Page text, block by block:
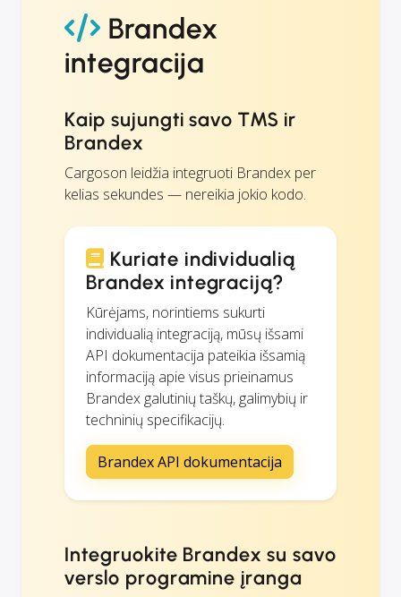
Brandex
integracija
Kaip sujungti savo TMS ir
Brandex
Cargoson leidžia integruoti Brandex per
kelias sekundes — nereikia jokio kodo.
Kuriate individualią
Brandex integraciją?
Kūrėjams, norintiems sukurti
individualią integraciją, mūsų išsami
API dokumentacija pateikia išsamią
informaciją apie visus prieinamus
Brandex galutinių taškų, galimybių ir
techninių specifikacijų.
Brandex API dokumentacija
Integruokite Brandex su savo
verslo programine įranga